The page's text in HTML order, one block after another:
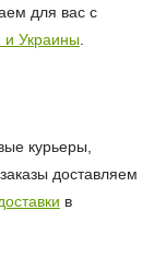
для вас с
и Украины
курьеры,
доставляем
в